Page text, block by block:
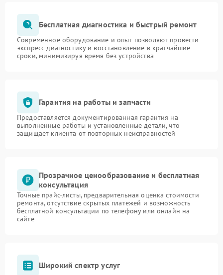
Бесплатная диагностика и быстрый ремонт
Современное оборудование и опыт позволяют провести
экспресс-диагностику и восстановление в кратчайшие
сроки, минимизируя время без устройства
Гарантия на работы и запчасти
Предоставляется документированная гарантия на
выполненные работы и установленные детали, что
защищает клиента от повторных неисправностей
Прозрачное ценообразование и бесплатная
консультация
Точные прайс-листы, предварительная оценка стоимости
ремонта, отсутствие скрытых платежей и возможность
бесплатной консультации по телефону или онлайн на
сайте
Широкий спектр услуг